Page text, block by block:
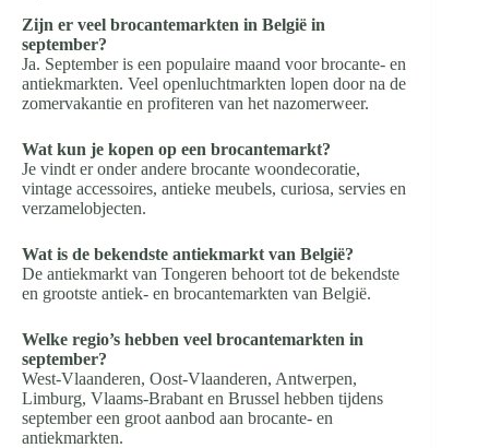
Zijn er veel brocantemarkten in België in
september?
Ja. September is een populaire maand voor brocante- en
antiekmarkten. Veel openluchtmarkten lopen door na de
zomervakantie en profiteren van het nazomerweer.
Wat kun je kopen op een brocantemarkt?
Je vindt er onder andere brocante woondecoratie,
vintage accessoires, antieke meubels, curiosa, servies en
verzamelobjecten.
Wat is de bekendste antiekmarkt van België?
De antiekmarkt van Tongeren behoort tot de bekendste
en grootste antiek- en brocantemarkten van België.
Welke regio’s hebben veel brocantemarkten in
september?
West-Vlaanderen, Oost-Vlaanderen, Antwerpen,
Limburg, Vlaams-Brabant en Brussel hebben tijdens
september een groot aanbod aan brocante- en
antiekmarkten.